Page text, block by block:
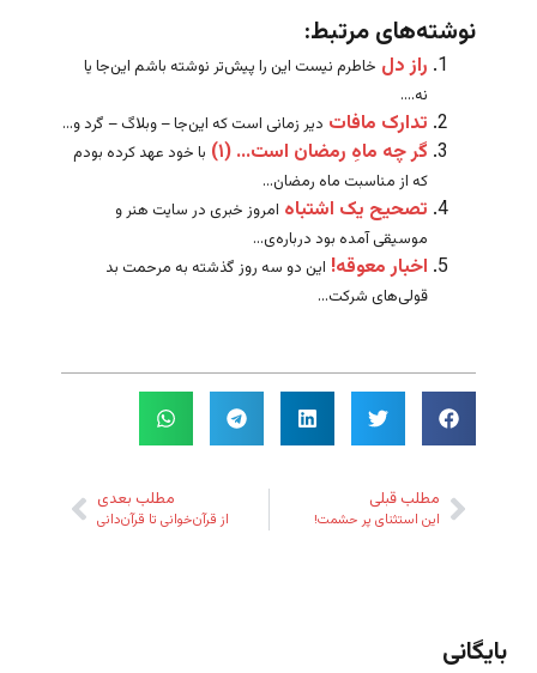
نوشته‌های مرتبط:
راز دل خاطرم نیست این را پیش‌تر نوشته باشم این‌جا یا
نه....
تدارک مافات دیر زمانی است که این‌جا – وبلاگ – گرد و...
گر چه ماهِ رمضان است… (۱)
با خود عهد کرده بودم
که از مناسبت ماه رمضان...
تصحیح یک اشتباه امروز خبری در سایت هنر و
موسیقی آمده بود درباره‌ی...
اخبار معوقه! این دو سه روز گذشته به مرحمت بد
قولی‌های شرکت...
مطلب قبلی
این استثنای پر حشمت!
مطلب بعدی
از قرآن‌خوانی تا قرآن‌دانی
بایگانی